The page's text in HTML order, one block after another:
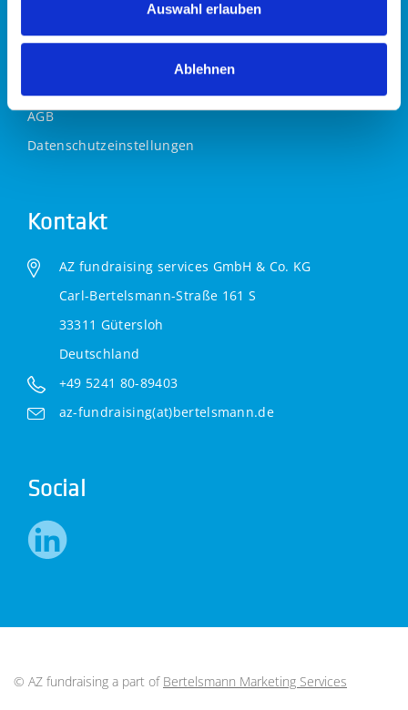
Auswahl erlauben
Ablehnen
AGB
Datenschutzeinstellungen
Kontakt
AZ fundraising services GmbH & Co. KG
Carl-Bertelsmann-Straße 161 S
33311 Gütersloh
Deutschland
+49 5241 80-89403
az-fundraising(at)bertelsmann.de
Social
© AZ fundraising a part of Bertelsmann Marketing Services